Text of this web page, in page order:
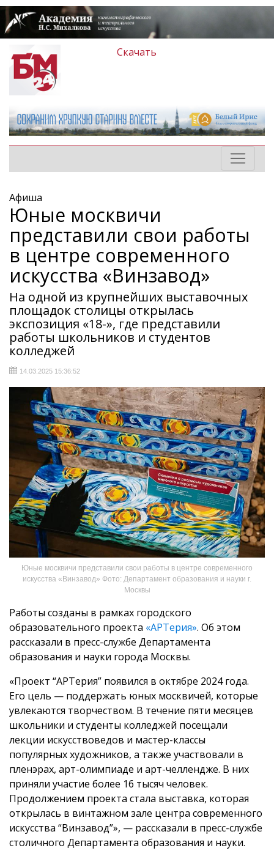
Скачать
Афиша
Юные москвичи
представили свои работы
в центре современного
искусства «Винзавод»
На одной из крупнейших выставочных
площадок столицы открылась
экспозиция «18-», где представили
работы школьников и студентов
колледжей
14.03.2025 15:36:52
Юные москвичи представили свои работы в центре современного
искусства «Винзавод» Фото: Департамент образования и науки г.
Москвы
Работы созданы в рамках городского
образовательного проекта «АРТерия». Об этом
рассказали в пресс-службе Департамента
образования и науки города Москвы.
«Проект “АРТерия” появился в октябре 2024 года.
Его цель — поддержать юных москвичей, которые
увлекаются творчеством. В течение пяти месяцев
школьники и студенты колледжей посещали
лекции искусствоведов и мастер-классы
популярных художников, а также участвовали в
пленэрах, арт-олимпиаде и арт-челлендже. В них
приняли участие более 16 тысяч человек.
Продолжением проекта стала выставка, которая
открылась в винтажном зале центра современного
искусства “Винзавод”», — рассказали в пресс-службе
столичного Департамента образования и науки.